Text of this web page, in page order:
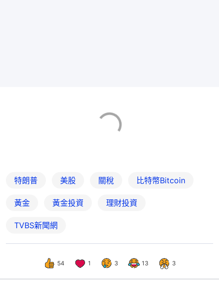
特朗普 美股 關稅 比特幣Bitcoin
黃金 黃金投資 理財投資
TVBS新聞網
54 1 3 13 3